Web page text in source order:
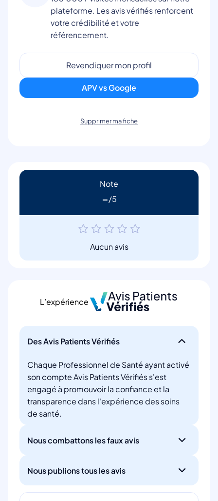
plateforme. Les avis vérifiés renforcent
votre crédibilité et votre
référencement.
Revendiquer mon profil
APV vs Google
Supprimer ma fiche
Note
-
Aucun avis
L’expérience
Des Avis Patients Vérifiés
Chaque Professionnel de Santé ayant activé
son compte Avis Patients Vérifiés s'est
engagé à promouvoir la confiance et la
transparence dans l'expérience des soins
de santé.
Nous combattons les faux avis
Nous publions tous les avis